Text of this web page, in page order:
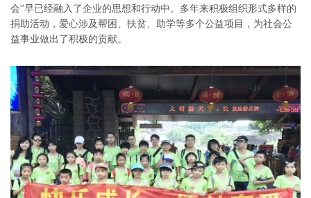
会”早已经融入了企业的思想和行动中。多年来积极组织形式多样的
捐助活动，爱心涉及帮困、扶贫、助学等多个公益项目，为社会公
益事业做出了积极的贡献。
Previous
Next